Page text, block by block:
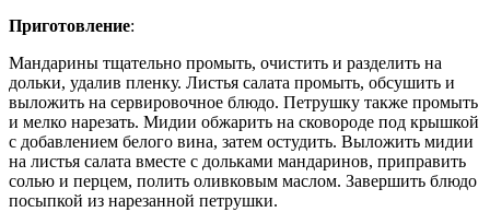
Приготовление:
Мандарины тщательно промыть, очистить и разделить на
дольки, удалив пленку. Листья салата промыть, обсушить и
выложить на сервировочное блюдо. Петрушку также промыть
и мелко нарезать. Мидии обжарить на сковороде под крышкой
с добавлением белого вина, затем остудить. Выложить мидии
на листья салата вместе с дольками мандаринов, приправить
солью и перцем, полить оливковым маслом. Завершить блюдо
посыпкой из нарезанной петрушки.